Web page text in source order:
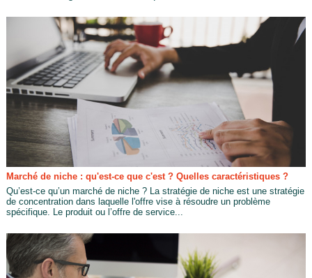
Marché de niche : qu'est-ce que c'est ? Quelles caractéristiques ?
Qu’est-ce qu’un marché de niche ? La stratégie de niche est une stratégie
de concentration dans laquelle l'offre vise à résoudre un problème
spécifique. Le produit ou l’offre de service...